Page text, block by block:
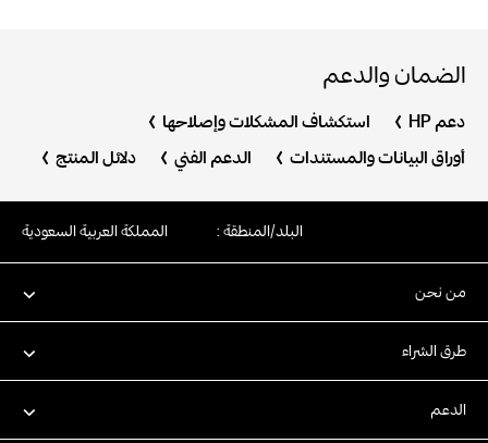
الضمان والدعم
دعم HP استكشاف المشكلات وإصلاحها
أوراق البيانات والمستندات الدعم الفني دلائل المنتج
البلد/المنطقة : المملكة العربية السعودية
من نحن
طرق الشراء
الدعم